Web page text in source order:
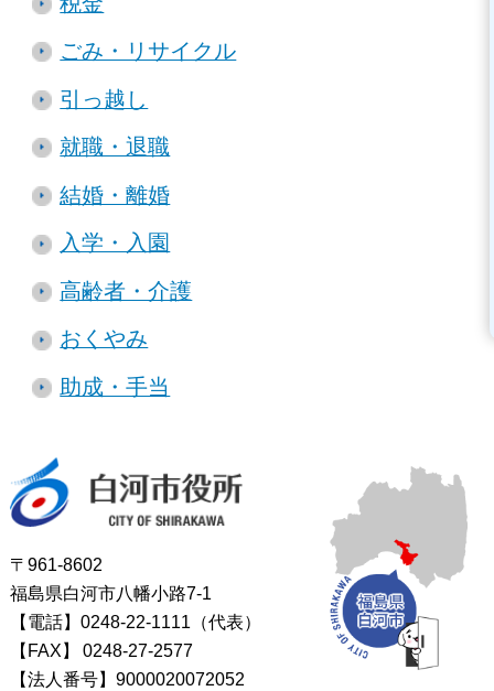
ごみ・リサイクル
引っ越し
就職・退職
結婚・離婚
入学・入園
高齢者・介護
おくやみ
助成・手当
〒961-8602
福島県白河市八幡小路7-1
【電話】0248-22-1111（代表）
【FAX】
0248-27-2577
【法人番号】9000020072052